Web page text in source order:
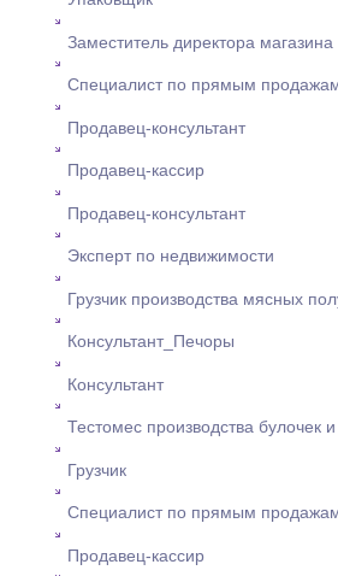
Заместитель директора магазина
Специалист по прямым
Продавец-консультант
Продавец-кассир
Продавец-консультант
Эксперт по недвижимости
Грузчик производства мясных
Консультант_Печоры
Консультант
Тестомес производства булочек
Грузчик
Специалист по прямым
Продавец-кассир